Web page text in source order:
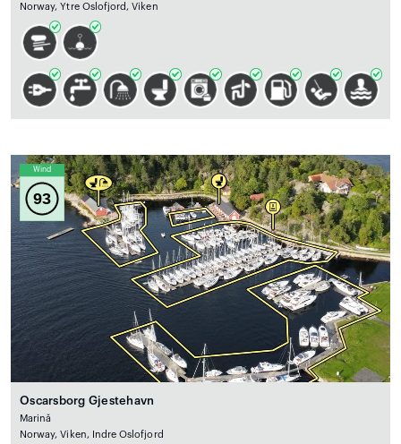
Norway, Ytre Oslofjord, Viken
Wind
93
Oscarsborg Gjestehavn
Marină
Norway, Viken, Indre Oslofjord